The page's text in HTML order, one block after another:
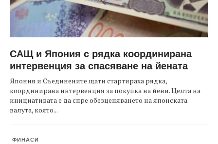
САЩ и Япония с рядка координирана
интервенция за спасяване на йената
Япония и Съединените щати стартираха рядка,
координирана интервенция за покупка на йени. Целта на
инициативата е да спре обезценяването на японската
валута, която...
ФИНАСИ